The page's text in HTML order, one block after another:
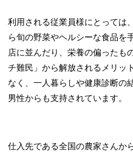
利用される従業員様にとっては
ら旬の野菜やヘルシーな食品を
店に並んだり、栄養の偏ったも
チ難民」から解放されるメリッ
なく、一人暮らしや健康診断の
男性からも支持されています。
仕入先である全国の農家さんか